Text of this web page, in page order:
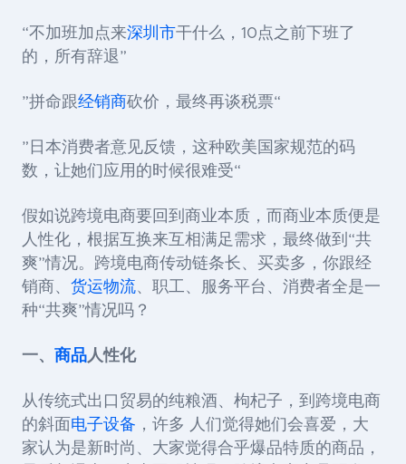
“不加班加点来深圳市干什么，10点之前下班了
的，所有辞退”
”拼命跟经销商砍价，最终再谈税票“
”日本消费者意见反馈，这种欧美国家规范的码
数，让她们应用的时候很难受“
假如说跨境电商要回到商业本质，而商业本质便是
人性化，根据互换来互相满足需求，最终做到“共
爽”情况。跨境电商传动链条长、买卖多，你跟经
销商、 货运物流、职工、服务平台、消费者全是一
种“共爽”情况吗？
一、 商品人性化
从传统式出口贸易的纯粮酒、枸杞子，到跨境电商
的斜面电子设备 ，许多 人们觉得她们会喜爱，大
家认为是新时尚、大家觉得合乎爆品特质的商品，